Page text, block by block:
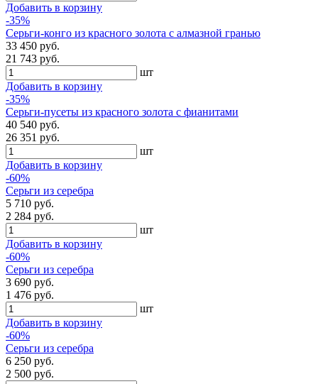
Добавить в корзину
-35%
Серьги-конго из красного золота с алмазной гранью
33 450 руб.
21 743 руб.
шт
Добавить в корзину
-35%
Серьги-пусеты из красного золота с фианитами
40 540 руб.
26 351 руб.
шт
Добавить в корзину
-60%
Серьги из серебра
5 710 руб.
2 284 руб.
шт
Добавить в корзину
-60%
Серьги из серебра
3 690 руб.
1 476 руб.
шт
Добавить в корзину
-60%
Серьги из серебра
6 250 руб.
2 500 руб.